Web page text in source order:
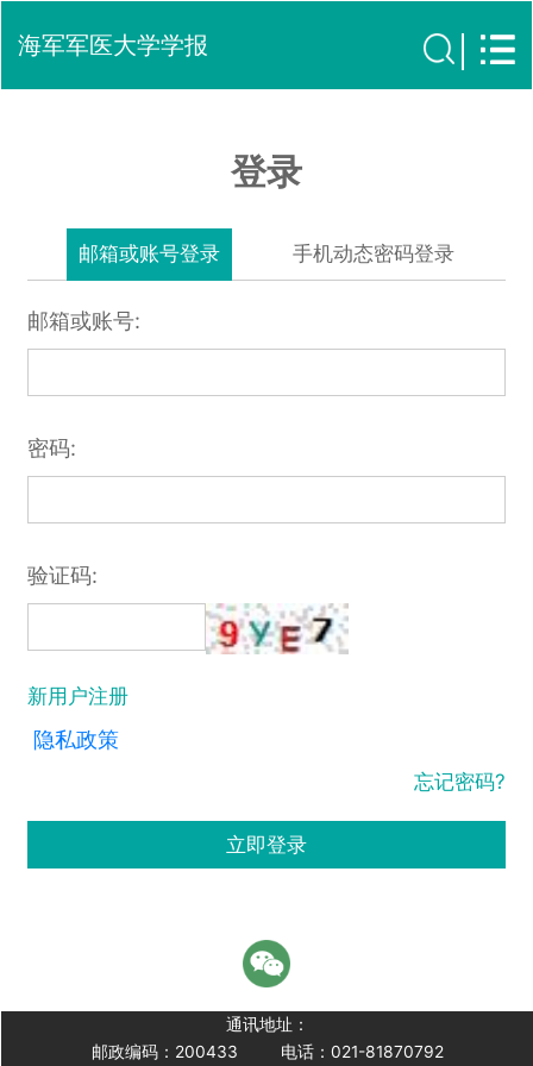
海军军医大学学报
登录
邮箱或账号登录 手机动态密码登录
邮箱或账号:
密码:
验证码:
新用户注册
隐私政策
忘记密码?
立即登录
通讯地址：
邮政编码：200433
电话：021-81870792